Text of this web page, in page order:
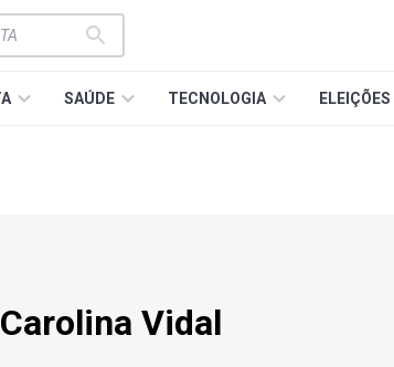
SAÚDE TECNOLOGIA ELEIÇÕES
Vidal